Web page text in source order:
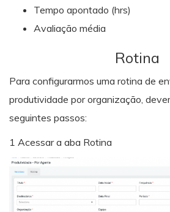
Tempo apontado (hrs)
Avaliação média
Rotina
Para configurarmos uma rotina de
produtividade por organização,
seguintes passos:
1 Acessar a aba Rotina